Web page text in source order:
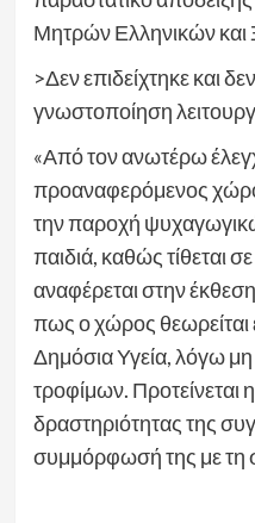
Μητρών Ελληνικών
>Δεν επιδείχτηκε και
γνωστοποίηση
«Από τον ανωτέρω
προαναφερόμενος
την παροχή
παιδιά, καθώς τίθεται
αναφέρεται στην
πως ο χώρος θεωρείται
Δημόσια Υγεία, λόγω
τροφίμων.
δραστηριότητας της
συμμόρφωσή της με τη